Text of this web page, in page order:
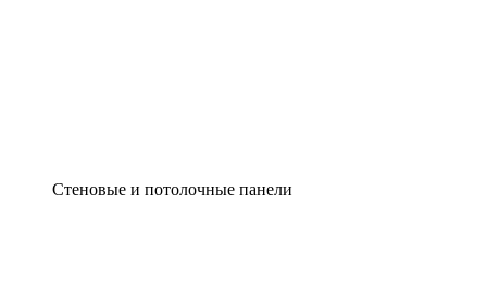
Стеновые и потолочные панели